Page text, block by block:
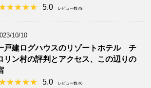
5.0
レビュー数:49
10/10
戸建ログハウスのリゾートホテル チ
リン村の評判とアクセス、この辺りの
5.0
レビュー数:46